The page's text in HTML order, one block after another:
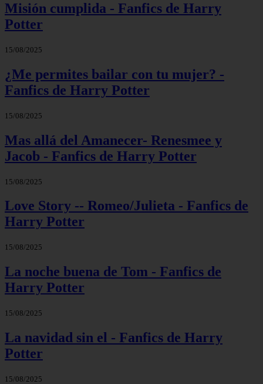
Misión cumplida - Fanfics de Harry
Potter
15/08/2025
¿Me permites bailar con tu mujer? -
Fanfics de Harry Potter
15/08/2025
Mas allá del Amanecer- Renesmee y
Jacob - Fanfics de Harry Potter
15/08/2025
Love Story -- Romeo/Julieta - Fanfics de
Harry Potter
15/08/2025
La noche buena de Tom - Fanfics de
Harry Potter
15/08/2025
La navidad sin el - Fanfics de Harry
Potter
15/08/2025